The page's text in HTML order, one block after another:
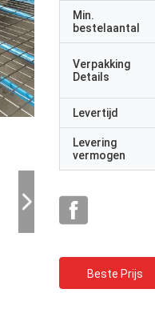
Min.
bestelaantal
Verpakking
Details
Levertijd
Levering
vermogen
Beste Prijs